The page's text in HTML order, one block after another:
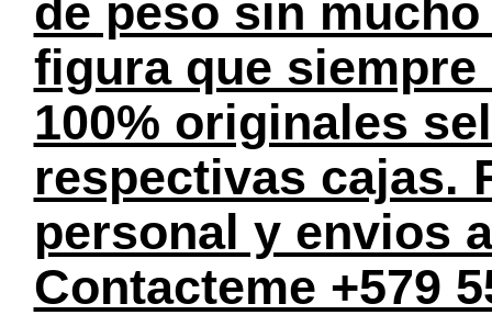
de peso sin
figura que
100% originales
respectivas cajas.
personal y envios
Contacteme +579